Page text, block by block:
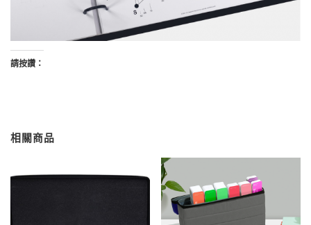
請按讚：
相關商品